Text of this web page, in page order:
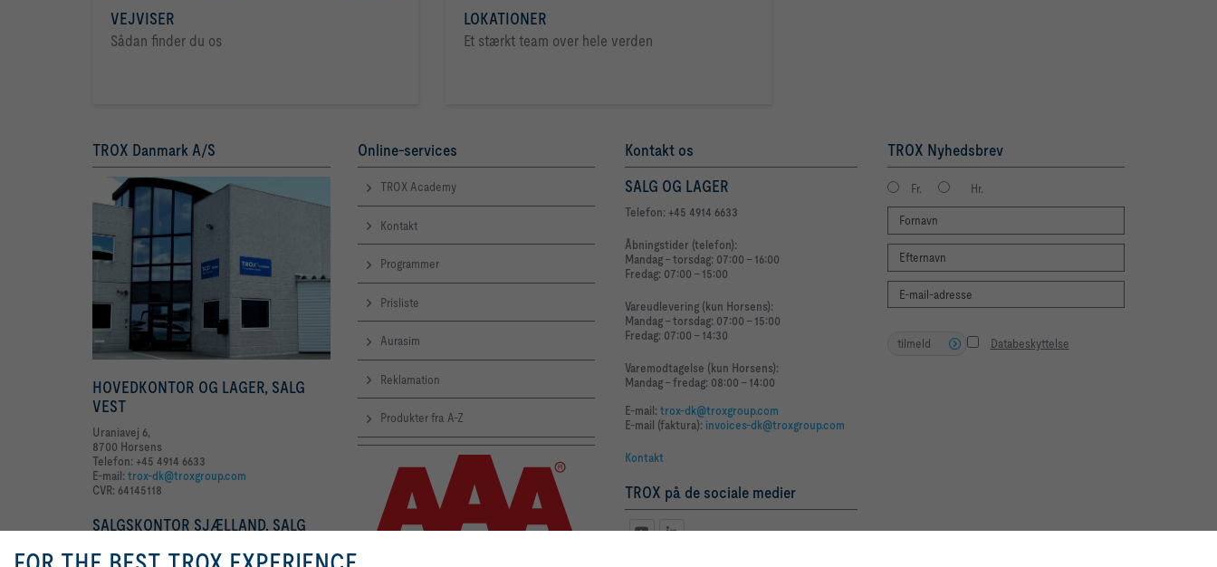
VEJVISER
Sådan finder du os
LOKATIONER
Et stærkt team over hele verden
TROX Danmark A/S
HOVEDKONTOR OG LAGER, SALG
VEST
Uraniavej 6,
8700 Horsens
Telefon: +45 4914 6633
E-mail: trox-dk@troxgroup.com
CVR: 64145118
SALGSKONTOR SJÆLLAND, SALG
Online-services
TROX Academy
Kontakt
Programmer
Prisliste
Aurasim
Reklamation
Produkter fra A-Z
Kontakt os
SALG OG LAGER
Telefon: +45 4914 6633
Åbningstider (telefon):
Mandag - torsdag: 07:00 - 16:00
Fredag: 07:00 - 15:00
Vareudlevering (kun Horsens):
Mandag - torsdag: 07:00 - 15:00
Fredag: 07:00 - 14:30
Varemodtagelse (kun Horsens):
Mandag - fredag: 08:00 - 14:00
E-mail: trox-dk@troxgroup.com
E-mail (faktura): invoices-dk@troxgroup.com
Kontakt
TROX på de sociale medier
TROX Nyhedsbrev
Fr. Hr.
Databeskyttelse
tilmeld